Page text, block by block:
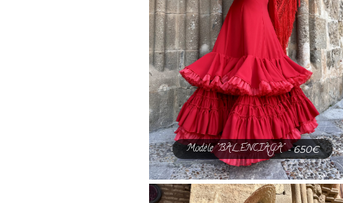
Modèle "BALENCIAGA"- 650€